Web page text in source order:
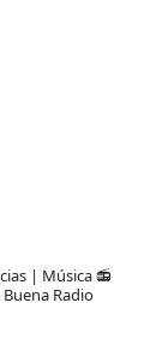
| Música📻
Radio